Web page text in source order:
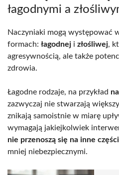
łagodnymi a
Naczyniaki mogą występować
formach: łagodnej i złośliwej,
agresywnością, ale także
zdrowia.
Łagodne rodzaje, na przykład
zazwyczaj nie stwarzają
znikają samoistnie w miarę
wymagają jakiejkolwiek
nie przenoszą się na inne
mniej niebezpiecznymi.